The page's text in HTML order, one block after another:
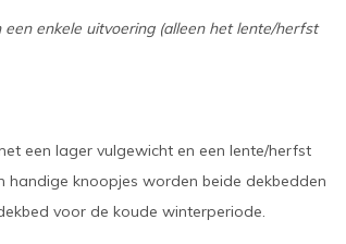
enkele uitvoering (alleen het lente/herfst
een lager vulgewicht en een lente/herfst
knoopjes worden beide dekbedden
voor de koude winterperiode.